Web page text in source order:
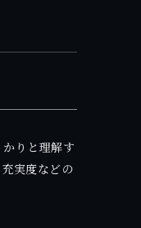
りと理解す
実度などの